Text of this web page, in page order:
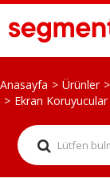
Anasayfa Ürünler
Ekran Koruyucular